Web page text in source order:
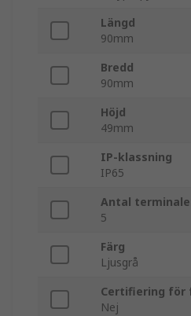
Längd
90mm
Bredd
90mm
Höjd
49mm
IP-klassning
IP65
Antal
5
Färg
Ljusgrå
Certifiering för
Nej